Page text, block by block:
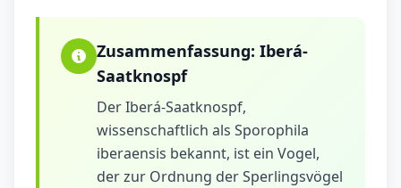
Zusammenfassung: Iberá-
Saatknospf
Der Iberá-Saatknospf,
wissenschaftlich als Sporophila
iberaensis bekannt, ist ein Vogel,
der zur Ordnung der Sperlingsvögel